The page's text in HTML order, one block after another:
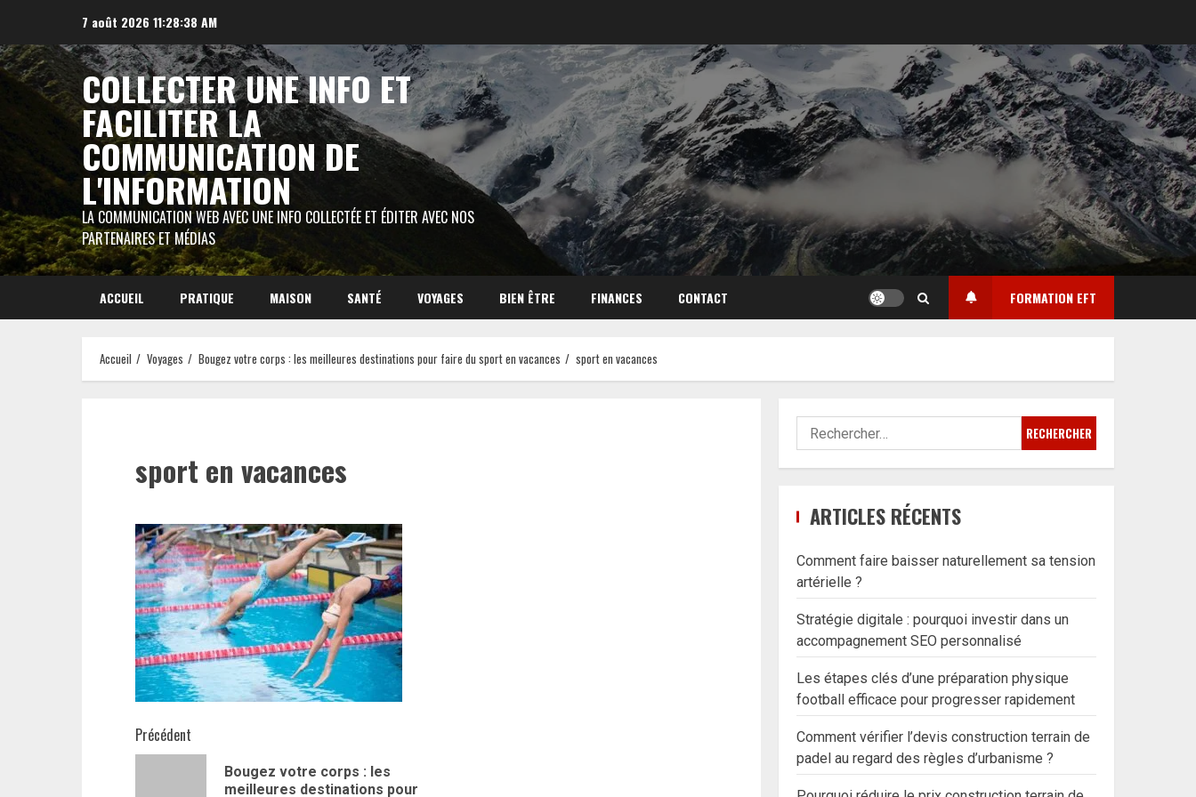
contenu
7 août 2026 11:28:39 AM
COLLECTER UNE INFO ET
FACILITER LA
COMMUNICATION DE
L'INFORMATION
LA COMMUNICATION WEB AVEC UNE INFO COLLECTÉE ET ÉDITER AVEC NOS
PARTENAIRES ET MÉDIAS
ACCUEIL PRATIQUE MAISON SANTÉ VOYAGES BIEN ÊTRE FINANCES CONTACT FORMATION EFT
Accueil Voyages Bougez votre corps : les meilleures destinations pour faire du sport en vacances sport en vacances
sport en vacances
Navigation
Précédent
Bougez votre corps : les
meilleures destinations pour
Rechercher :
ARTICLES RÉCENTS
Comment faire baisser naturellement sa tension
artérielle ?
Stratégie digitale : pourquoi investir dans un
accompagnement SEO personnalisé
Les étapes clés d’une préparation physique
football efficace pour progresser rapidement
Comment vérifier l’devis construction terrain de
padel au regard des règles d’urbanisme ?